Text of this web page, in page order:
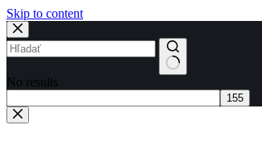
Skip to content
No results